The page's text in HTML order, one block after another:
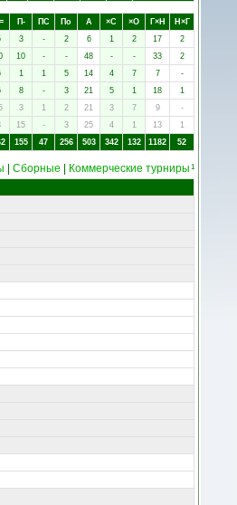
П- ПC Пo А ×C ×O Г×Н
Н×Г
3 - 2 6 1 2 17
2
10 - - 48 - - 33
2
1 1 5 14 4 7 7
-
8 - 3 21 5 1 18
1
3 1 2 21 3 7 9
-
15 - 3 25 4 1 13
1
155 47 256 503 342 132 1182 52
Сборные Коммерческие турниры 1